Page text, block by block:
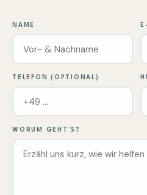
NAME
TELEFON (OPTIONAL)
WORUM GEHT'S?